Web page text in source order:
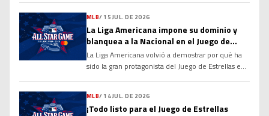
méritos suficientes para ingresar al Salón de la
Fama de Cooperstown? Sus números, su
longevidad y el dominio que ha ejercido durante
más de […]
MLB/ 15 JUL. DE 2026
La Liga Americana impone su dominio y
blanquea a la Nacional en el Juego de
Estrellas 2026
La Liga Americana volvió a demostrar por qué ha
sido la gran protagonista del Juego de Estrellas en
lanzadores prácticamente imbatible, el Joven
Circuito derrotó por marcador de 4-0 a la Liga
MLB/ 14 JUL. DE 2026
¡Todo listo para el Juego de Estrellas